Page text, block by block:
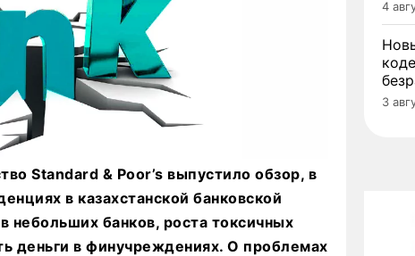
Standard & Poor’s выпустило обзор, в
в казахстанской банковской
небольших банков, роста токсичных
деньги в финучреждениях. О проблемах
4
3